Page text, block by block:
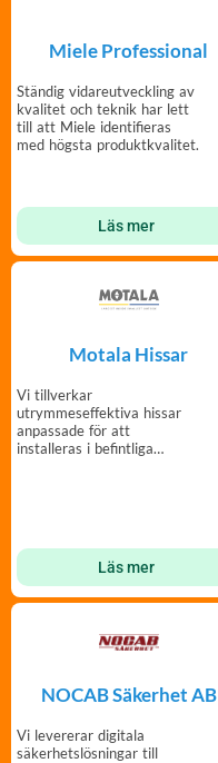
Miele Professional
Ständig vidareutveckling av
kvalitet och teknik har lett
till att Miele identifieras
med högsta produktkvalitet.
Läs mer
Motala Hissar
Vi tillverkar
utrymmeseffektiva hissar
anpassade för att
installeras i befintliga
Läs mer
NOCAB Säkerhet AB
Vi levererar digitala
säkerhetslösningar till